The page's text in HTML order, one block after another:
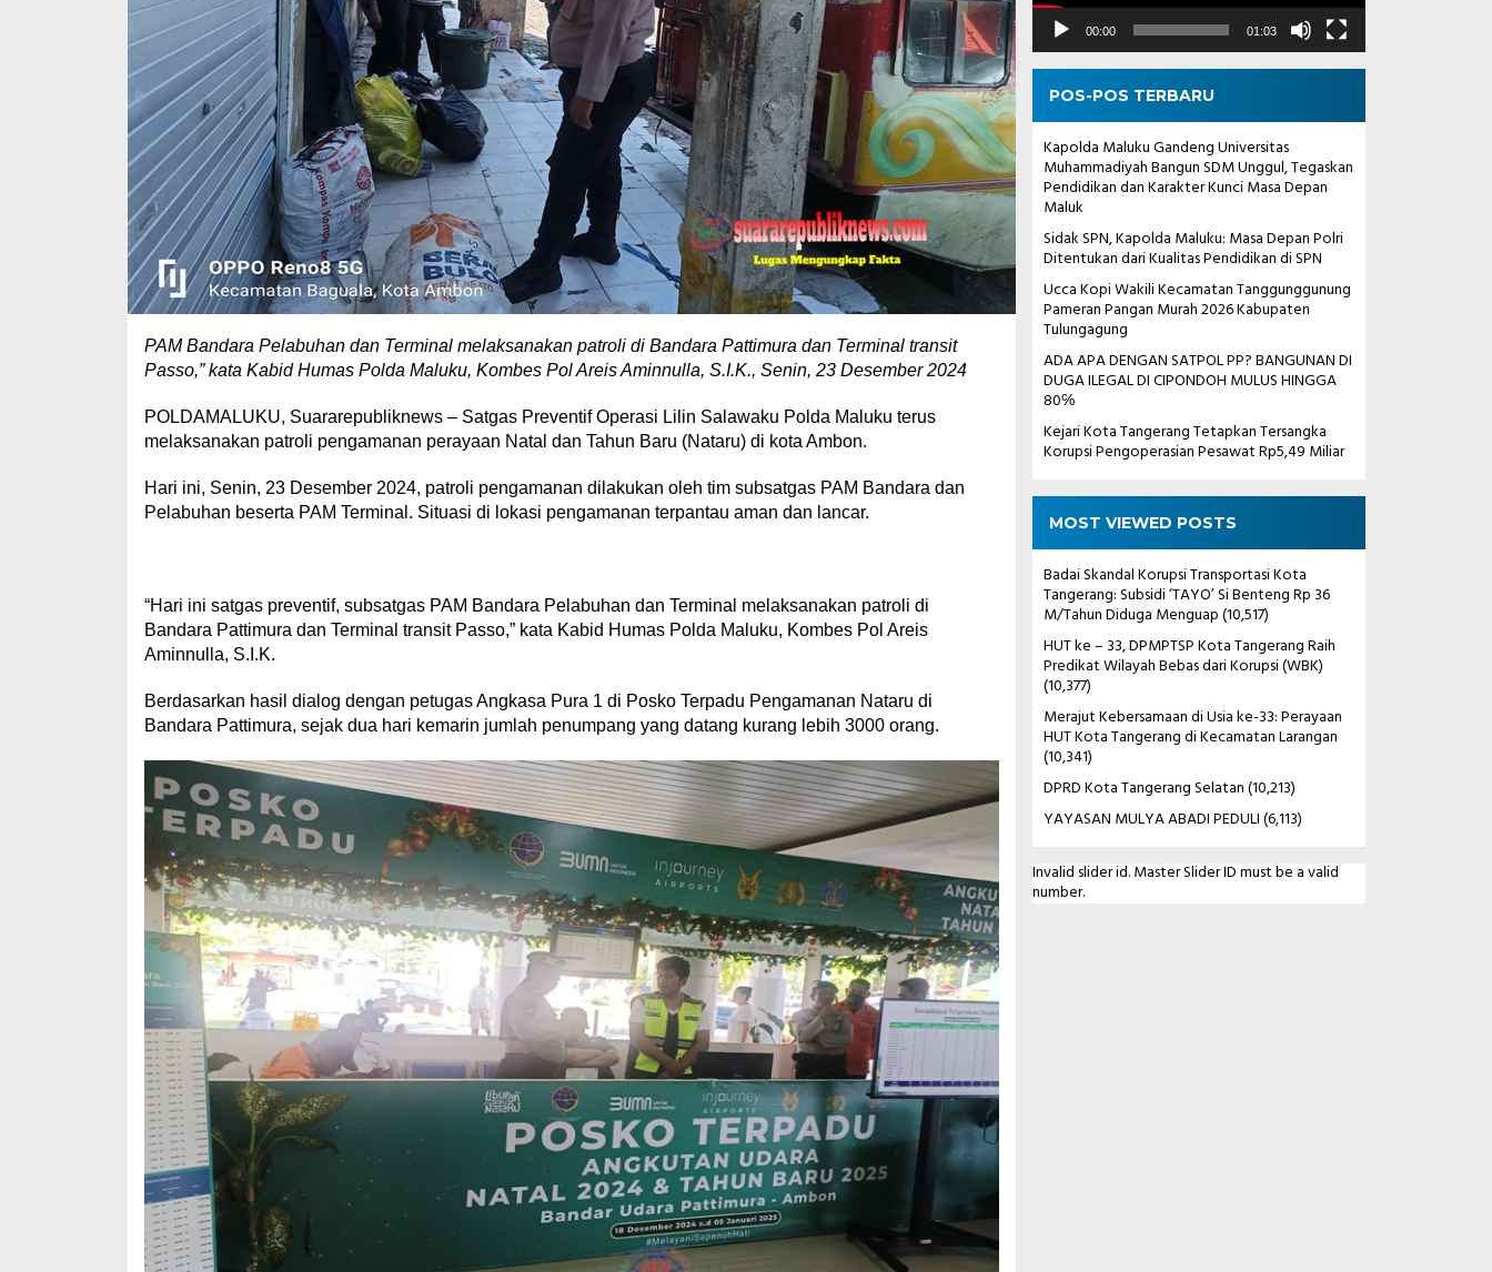
PAM Bandara Pelabuhan dan Terminal melaksanakan patroli di Bandara Pattimura dan Terminal transit
Passo,” kata Kabid Humas Polda Maluku, Kombes Pol Areis Aminnulla, S.I.K., Senin, 23 Desember 2024
POLDAMALUKU, Suararepubliknews – Satgas Preventif Operasi Lilin Salawaku Polda Maluku terus
melaksanakan patroli pengamanan perayaan Natal dan Tahun Baru (Nataru) di kota Ambon.
Hari ini, Senin, 23 Desember 2024, patroli pengamanan dilakukan oleh tim subsatgas PAM Bandara dan
Pelabuhan beserta PAM Terminal. Situasi di lokasi pengamanan terpantau aman dan lancar.
“Hari ini satgas preventif, subsatgas PAM Bandara Pelabuhan dan Terminal melaksanakan patroli di
Bandara Pattimura dan Terminal transit Passo,” kata Kabid Humas Polda Maluku, Kombes Pol Areis
Aminnulla, S.I.K.
Berdasarkan hasil dialog dengan petugas Angkasa Pura 1 di Posko Terpadu Pengamanan Nataru di
Bandara Pattimura, sejak dua hari kemarin jumlah penumpang yang datang kurang lebih 3000 orang.
00:00 01:03
POS-POS TERBARU
Kapolda Maluku Gandeng Universitas
Muhammadiyah Bangun SDM Unggul, Tegaskan
Pendidikan dan Karakter Kunci Masa Depan
Maluk
Sidak SPN, Kapolda Maluku: Masa Depan Polri
Ditentukan dari Kualitas Pendidikan di SPN
Ucca Kopi Wakili Kecamatan Tanggunggunung
Pameran Pangan Murah 2026 Kabupaten
Tulungagung
ADA APA DENGAN SATPOL PP? BANGUNAN DI
DUGA ILEGAL DI CIPONDOH MULUS HINGGA
80℅
Kejari Kota Tangerang Tetapkan Tersangka
Korupsi Pengoperasian Pesawat Rp5,49 Miliar
MOST VIEWED POSTS
Badai Skandal Korupsi Transportasi Kota
Tangerang: Subsidi ‘TAYO’ Si Benteng Rp 36
M/Tahun Diduga Menguap(10,517)
HUT ke – 33, DPMPTSP Kota Tangerang Raih
Predikat Wilayah Bebas dari Korupsi (WBK)
(10,377)
Merajut Kebersamaan di Usia ke-33: Perayaan
HUT Kota Tangerang di Kecamatan Larangan
(10,341)
DPRD Kota Tangerang Selatan(10,213)
YAYASAN MULYA ABADI PEDULI(6,113)
Invalid slider id. Master Slider ID must be a valid
number.